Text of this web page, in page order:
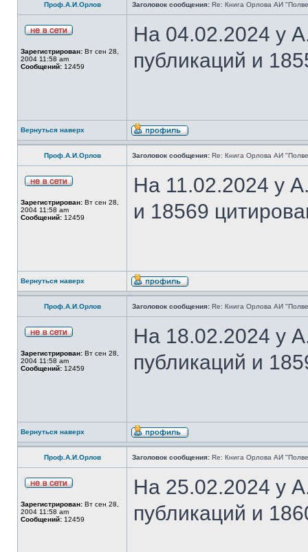
Проф.А.И.Орлов Заголовок сообщения: Re: Книга Орлова АИ
Зарегистрирован: Вт сен 28,
2004 11:58 am
Сообщений: 12459
На 04.02.2024 у
публикаций и
Вернуться наверх
Проф.А.И.Орлов Заголовок сообщения: Re: Книга Орлова АИ
Зарегистрирован: Вт сен 28,
2004 11:58 am
Сообщений: 12459
На 11.02.2024 у
и 18569
Вернуться наверх
Проф.А.И.Орлов Заголовок сообщения: Re: Книга Орлова АИ
Зарегистрирован: Вт сен 28,
2004 11:58 am
Сообщений: 12459
На 18.02.2024 у
публикаций и
Вернуться наверх
Проф.А.И.Орлов Заголовок сообщения: Re: Книга Орлова АИ
Зарегистрирован: Вт сен 28,
2004 11:58 am
Сообщений: 12459
На 25.02.2024 у
публикаций и